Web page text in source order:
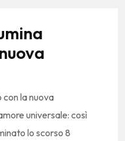
con la nuova
universale: così
lo scorso 8